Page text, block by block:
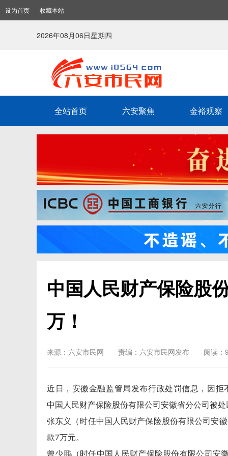
设为首页 收藏本站
2026年08月06日星期四
全站首页 六安聚焦 金裕观察
中国人民财产保险股
万！
来源：六安市民网 责编：六安市民网发布 阅读：
近日，安徽金融监管局发布行政处罚信息， 因拒
中国人民财产保险股份有限公司安徽省分公司被
张东义（时任中国人民财产保险股份有限公司安
款7万元。
曾少鹏（时任中国人民财产保险股份有限公司安